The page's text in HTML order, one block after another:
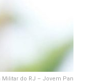
do RJ – Jovem Pan